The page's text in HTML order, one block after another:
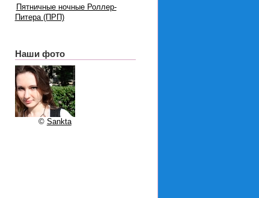
Пятничные ночные Роллер-
Питера (ПРП)
Наши фото
© Sankta